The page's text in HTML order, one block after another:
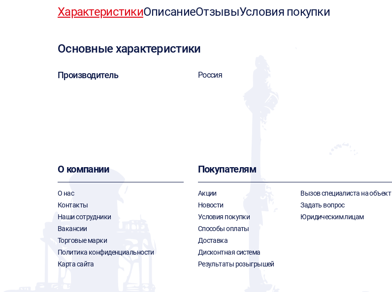
ХарактеристикиОписаниеОтзывыУсловия покупки
Основные характеристики
Производитель Россия
О компании
О нас
Контакты
Наши сотрудники
Вакансии
Торговые марки
Политика конфиденциальности
Карта сайта
Покупателям
Акции
Новости
Условия покупки
Способы оплаты
Доставка
Дисконтная система
Результаты розыгрышей
Вызов специалиста на объект
Задать вопрос
Юридическим лицам